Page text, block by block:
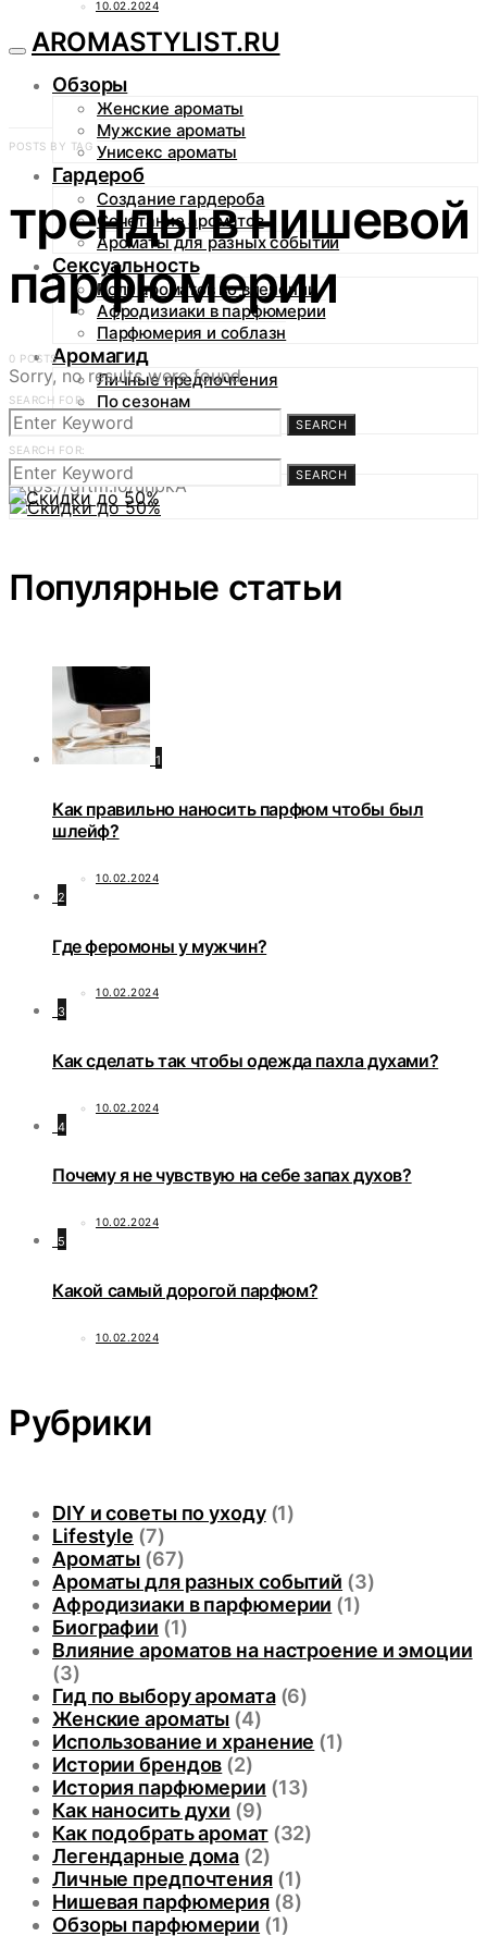
10.02.2024
AROMASTYLIST.RU
Обзоры
Женские ароматы
Мужские ароматы
Унисекс ароматы
Гардероб
Создание гардероба
Сочетание ароматов
Ароматы для разных событий
Сексуальность
Роль ароматов во влечении
Афродизиаки в парфюмерии
Парфюмерия и соблазн
Аромагид
Личные предпочтения
По сезонам
По случаям
https://gftm.io/uhbkA
POSTS BY TAG
тренды в нишевой
парфюмерии
0 POSTS
Sorry, no results were found.
SEARCH FOR:
SEARCH
SEARCH FOR:
SEARCH
Популярные статьи
1
Как правильно наносить парфюм чтобы был
шлейф?
10.02.2024
2
Где феромоны у мужчин?
10.02.2024
3
Как сделать так чтобы одежда пахла духами?
10.02.2024
4
Почему я не чувствую на себе запах духов?
10.02.2024
5
Какой самый дорогой парфюм?
10.02.2024
Рубрики
DIY и советы по уходу(1)
Lifestyle (7)
Ароматы (67)
Ароматы для разных событий (3)
Афродизиаки в парфюмерии (1)
Биографии (1)
Влияние ароматов на настроение и эмоции
(3)
Гид по выбору аромата(6)
Женские ароматы (4)
Использование и хранение (1)
Истории брендов (2)
История парфюмерии (13)
Как наносить духи (9)
Как подобрать аромат(32)
Легендарные дома (2)
Личные предпочтения(1)
Нишевая парфюмерия(8)
Обзоры парфюмерии (1)